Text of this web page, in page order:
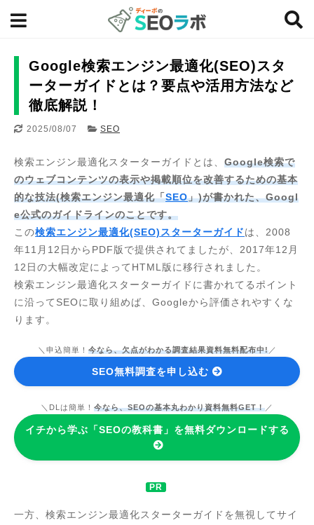
Google検索エンジン最適化(SEO)スタ
ーターガイドとは？要点や活用方法など
徹底解説！
2025/08/07 SEO
検索エンジン最適化スターターガイドとは、 Google検索で
のウェブコンテンツの表示や掲載順位を改善するための基本
的な技法(検索エンジン最適化「SEO」)が書かれた、Googl
e公式のガイドラインのことです。
この検索エンジン最適化(SEO)スターターガイドは、2008
年11月12日からPDF版で提供されてましたが、2017年12月
12日の大幅改定によってHTML版に移行されました。
検索エンジン最適化スターターガイドに書かれてるポイント
に沿ってSEOに取り組めば、Googleから評価されやすくな
ります。
＼申込簡単！ 今なら、欠点がわかる調査結果資料無料配布中!／
SEO無料調査を申し込む
＼DLは簡単！ 今なら、SEOの基本丸わかり資料無料GET！ ／
イチから学ぶ「SEOの教科書」を無料ダウンロードする
一方、検索エンジン最適化スターターガイドを無視してサイ